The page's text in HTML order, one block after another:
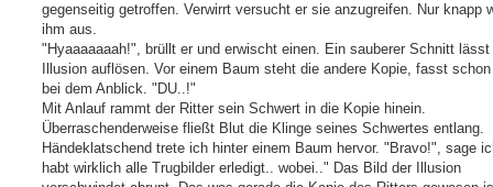
gegenseitig getroffen. Verwirrt versucht er sie anzugreifen. Nur knapp
ihm aus.
"Hyaaaaaaah!", brüllt er und erwischt einen. Ein sauberer Schnitt lässt
Illusion auflösen. Vor einem Baum steht die andere Kopie, fasst
bei dem Anblick. "DU..!"
Mit Anlauf rammt der Ritter sein Schwert in die Kopie hinein.
Überraschenderweise fließt Blut die Klinge seines Schwertes entlang.
Händeklatschend trete ich hinter einem Baum hervor. "Bravo!", sage
habt wirklich alle Trugbilder erledigt.. wobei.." Das Bild der Illusion